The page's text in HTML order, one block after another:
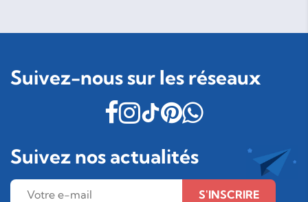
Suivez-nous sur les réseaux
Suivez nos actualités
S'INSCRIRE